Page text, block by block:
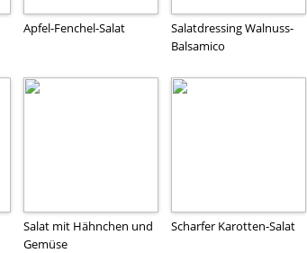
Apfel-Fenchel-Salat
Salatdressing Walnuss-
Balsamico
Salat mit Hähnchen und
Gemüse
Scharfer Karotten-Salat